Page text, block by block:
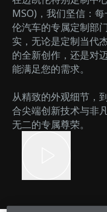
MSO)，我们坚信：
伦汽车的专属定制部
实，无论是定制当代
的全新创作，还是对
能满足您的需求。
从精致的外观细节，
合尖端创新技术与非
无二的专属尊荣。